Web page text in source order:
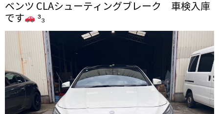
ベンツ CLAシューティングブレーク 車検入庫
です
³₃